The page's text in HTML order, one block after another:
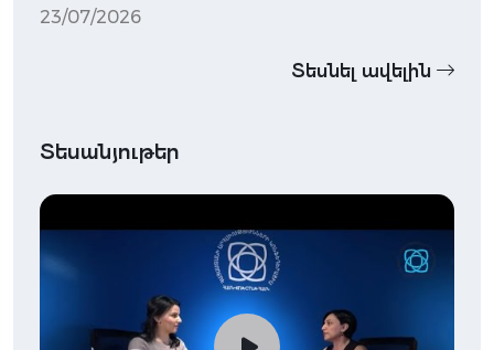
23/07/2026
Տեսնել ավելին
Տեսանյութեր